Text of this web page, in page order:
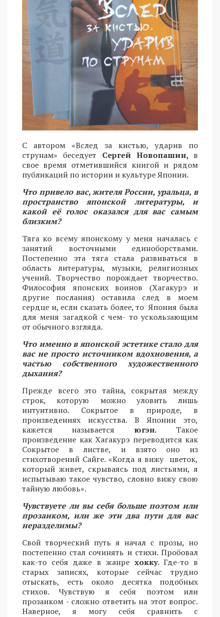
С автором «Вслед за кистью, ударив по
струнам» беседует Сергей Новопашин, в
свое время отметившийся книгой и рядом
публикаций по истории и культуре Японии.
Что привело вас, жителя России, уральца, в
пространство японской литературы, и
какой её голос оказался для вас самым
близким?
Тяга ко всему японскому у меня началась с
занятий восточными единоборствами.
Постепенно эта тяга стала развиваться в
область литературы, музыки, религиозных
учений. Творчество порождает творчество.
Философия японских воинов (Хагакурэ и
другие послания) оставила след в моем
сердце и, если сказать более, то Япония была
для меня загадкой с чем- то ускользающим
от обычного взгляда.
Что именно в японской эстетике стало для
вас не просто источником вдохновения, а
частью собственного художественного
дыхания?
Прежде всего это тайна, сокрытая между
строк, которую можно уловить лишь
интуитивно. Сокрытое в природе, в
произведениях искусства. В Японии это,
кажется называется югэн.Такое
произведение как Хагакурэ переводится как
Сокрытое в листве, и взято оно из
стихотворений Сайге. «Когда я вижу цветок,
который живет, скрываясь под листьями, я
испытываю такое чувство, словно вижу свою
тайную любовь».
Чувствуете ли вы себя больше поэтом или
прозаиком, или же эти два пути для вас
неразделимы?
Свой творческий путь я начал с прозы, но
постепенно стал сочинять и стихи. Пробовал
как-то себя даже в жанре хокку. Где-то в
старых записях, которые сейчас трудно
отыскать, есть около десятка подобных
стихов. Чувствую я себя поэтом или
прозаиком - сложно ответить на этот вопрос.
Наверное, я могу себя сравнить с